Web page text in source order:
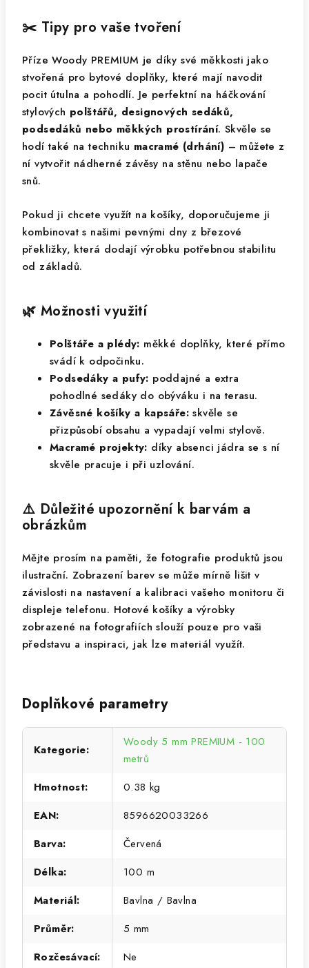
✂️ Tipy pro vaše tvoření
Příze Woody PREMIUM je díky své měkkosti jako
stvořená pro bytové doplňky, které mají navodit
pocit útulna a pohodlí. Je perfektní na háčkování
stylových polštářů, designových sedáků,
podsedáků nebo měkkých prostírání. Skvěle se
hodí také na techniku macramé (drhání) – můžete z
ní vytvořit nádherné závěsy na stěnu nebo lapače
snů.
Pokud ji chcete využít na košíky, doporučujeme ji
kombinovat s našimi pevnými dny z březové
překližky, která dodají výrobku potřebnou stabilitu
od základů.
🌿 Možnosti využití
Polštáře a plédy: měkké doplňky, které přímo
svádí k odpočinku.
Podsedáky a pufy: poddajné a extra
pohodlné sedáky do obýváku i na terasu.
Závěsné košíky a kapsáře: skvěle se
přizpůsobí obsahu a vypadají velmi stylově.
Macramé projekty: díky absenci jádra se s ní
skvěle pracuje i při uzlování.
⚠️ Důležité upozornění k barvám a
obrázkům
Mějte prosím na paměti, že fotografie produktů jsou
ilustrační. Zobrazení barev se může mírně lišit v
závislosti na nastavení a kalibraci vašeho monitoru či
displeje telefonu. Hotové košíky a výrobky
zobrazené na fotografiích slouží pouze pro vaši
představu a inspiraci, jak lze materiál využít.
Doplňkové parametry
Kategorie:
Woody 5 mm PREMIUM - 100
metrů
Hmotnost:
0.38 kg
EAN:
8596620033266
Barva:
Červená
Délka:
100 m
Materiál:
Bavlna / Bavlna
Průměr:
5 mm
Rozčesávací:
Ne